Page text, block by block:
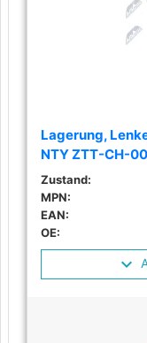
Lagerung,
NTY ZTT-CH-
Zustand:
MPN:
EAN:
OE: